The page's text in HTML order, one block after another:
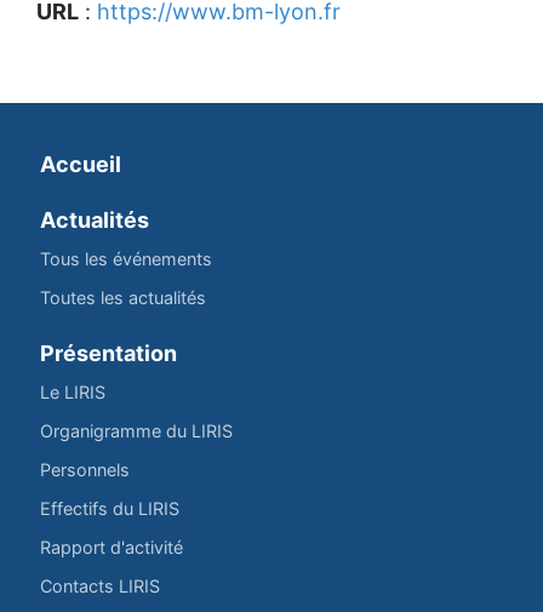
URL : https://www.bm-lyon.fr
Accueil
Actualités
Tous les événements
Toutes les actualités
Présentation
Le LIRIS
Organigramme du LIRIS
Personnels
Effectifs du LIRIS
Rapport d'activité
Contacts LIRIS